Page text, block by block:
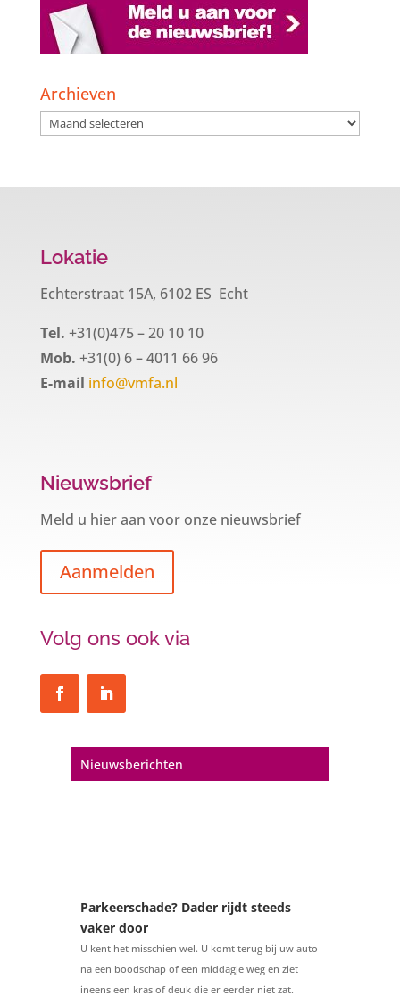
Archieven
Archieven
Lokatie
Echterstraat 15A, 6102 ES Echt
Tel. +31(0)475 – 20 10 10
Mob. +31(0) 6 – 4011 66 96
E-mail info@vmfa.nl
Nieuwsbrief
Meld u hier aan voor onze nieuwsbrief
Aanmelden
Volg ons ook via
Nieuwsberichten
Parkeerschade? Dader rijdt steeds
vaker door
U kent het misschien wel. U komt terug bij uw auto
na een boodschap of een middagje weg en ziet
ineens een kras of deuk die er eerder niet zat.